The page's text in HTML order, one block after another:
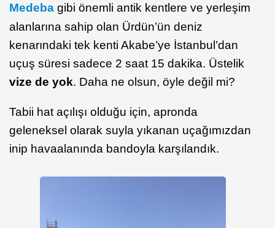
Medeba gibi önemli antik kentlere ve yerleşim
alanlarına sahip olan Ürdün’ün deniz
kenarındaki tek kenti Akabe’ye İstanbul’dan
uçuş süresi sadece 2 saat 15 dakika. Üstelik
vize de yok. Daha ne olsun, öyle değil mi?
Tabii hat açılışı olduğu için, apronda
geleneksel olarak suyla yıkanan uçağımızdan
inip havaalanında bandoyla karşılandık.